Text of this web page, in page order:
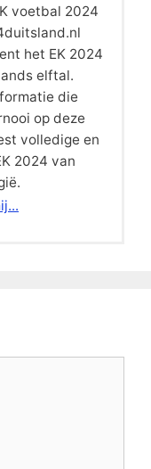
voetbal 2024
het EK 2024
elftal.
die
op deze
volledige en
2024 van